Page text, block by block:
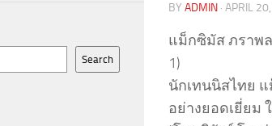
BY ADMIN · APRIL
แม็กซิมัส ภราพล
1)
นักเทนนิสไทย
อย่างยอดเยี่ยม
Search